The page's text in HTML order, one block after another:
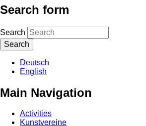
Search form
Search
Deutsch
English
Main Navigation
Activities
Kunstvereine